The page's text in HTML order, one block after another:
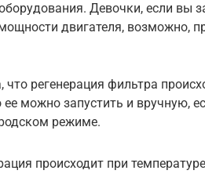
Девочки, если вы
двигателя, возможно,
что регенерация фильтра
ее можно запустить и вручную,
режиме.
происходит при